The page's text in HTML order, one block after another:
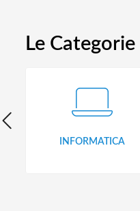
Le Categorie
INFORMATICA